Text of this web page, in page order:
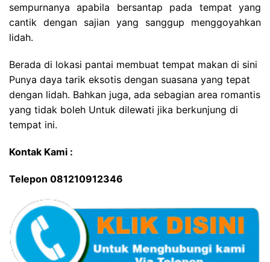
sempurnanya apabila bersantap pada tempat yang
cantik dengan sajian yang sanggup menggoyahkan
lidah.
Berada di lokasi pantai membuat tempat makan di sini
Punya daya tarik eksotis dengan suasana yang tepat
dengan lidah. Bahkan juga, ada sebagian area romantis
yang tidak boleh Untuk dilewati jika berkunjung di
tempat ini.
Kontak Kami :
Telepon 081210912346